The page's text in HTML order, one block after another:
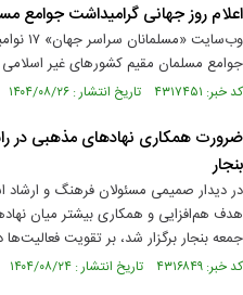
اعلام روز جهانی گرامیداشت جوامع
جوامع مسلمان مقیم کشورهای غیر اسلامی
کد خبر: ۴۳۱۷۴۵۱ تاریخ انتشار : ۱۴۰۴/۰۸/۲۶
ضرورت همکاری نهادهای مذهبی در
بنجار
در دیدار صمیمی مسئولان فرهنگ و ارشاد
هدف هم‌افزایی و همکاری بیشتر میان
جمعه بنجار برگزار شد، بر تقویت
کد خبر: ۴۳۱۶۸۴۹ تاریخ انتشار : ۱۴۰۴/۰۸/۲۴